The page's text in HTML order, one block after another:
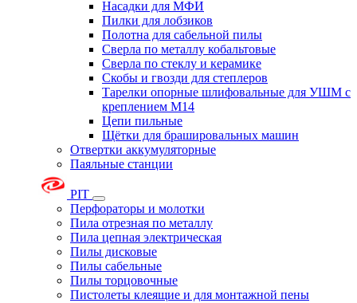
Насадки для МФИ
Пилки для лобзиков
Полотна для сабельной пилы
Сверла по металлу кобальтовые
Сверла по стеклу и керамике
Скобы и гвозди для степлеров
Тарелки опорные шлифовальные для УШМ с
креплением М14
Цепи пильные
Щётки для брашировальных машин
Отвертки аккумуляторные
Паяльные станции
PIT
Перфораторы и молотки
Пила отрезная по металлу
Пила цепная электрическая
Пилы дисковые
Пилы сабельные
Пилы торцовочные
Пистолеты клеящие и для монтажной пены